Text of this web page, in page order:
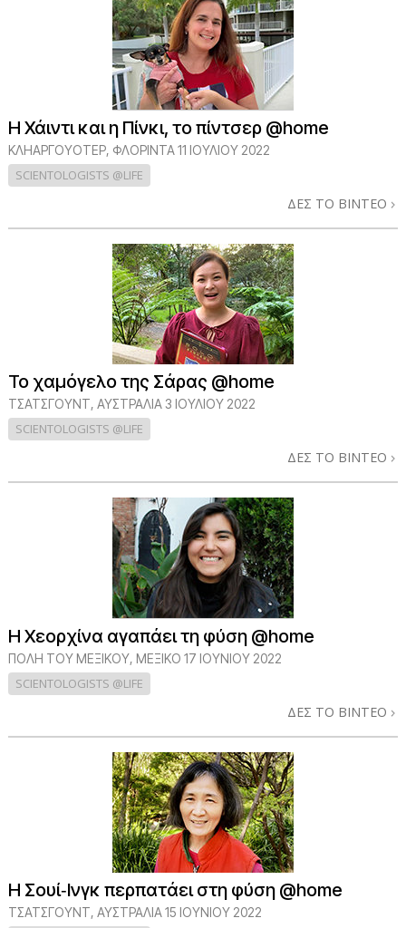
Η Χάιντι και η Πίνκι, το πίντσερ @home
ΚΛΗΑΡΓΟΥΌΤΕΡ, ΦΛΌΡΙΝΤΑ11 ΙΟΥΛΙΟΥ 2022
SCIENTOLOGISTS @LIFE
ΔΕΣ ΤΟ ΒΙΝΤΕΟ
Το χαμόγελο της Σάρας @home
ΤΣΑΤΣΓΟΥΝΤ, ΑΥΣΤΡΑΛΙΑ3 ΙΟΥΛΙΟΥ 2022
SCIENTOLOGISTS @LIFE
ΔΕΣ ΤΟ ΒΙΝΤΕΟ
Η Χεορχίνα αγαπάει τη φύση @home
ΠΌΛΗ ΤΟΥ ΜΕΞΙΚΟΎ, ΜΕΞΙΚΌ 17 ΙΟΥΝΙΟΥ 2022
SCIENTOLOGISTS @LIFE
ΔΕΣ ΤΟ ΒΙΝΤΕΟ
Η Σουί‑Ινγκ περπατάει στη φύση @home
ΤΣΑΤΣΓΟΥΝΤ, ΑΥΣΤΡΑΛΙΑ15 ΙΟΥΝΙΟΥ 2022